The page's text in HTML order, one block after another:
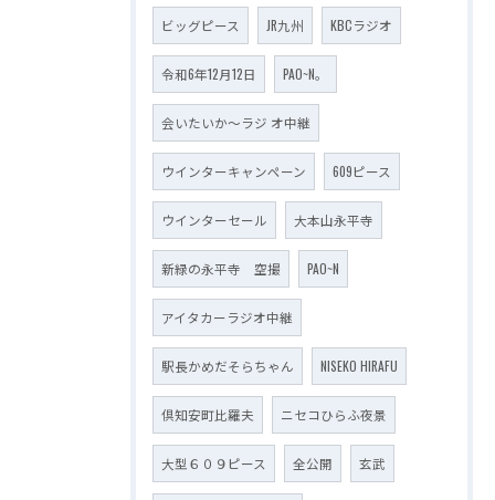
ビッグピース JR九州 KBCラジオ
令和6年12月12日 PAO~N。
会いたいか～ラジ オ中継
ウインターキャンペーン 609ピース
ウインターセール 大本山永平寺
新緑の永平寺 空撮 PAO~N
アイタカーラジオ中継
駅長かめだそらちゃん NISEKO HIRAFU
倶知安町比羅夫 ニセコひらふ夜景
大型６０９ピース 全公開 玄武